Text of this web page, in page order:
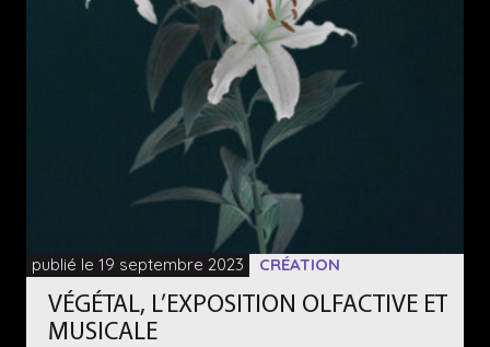
publié le 19 septembre 2023 CRÉATION
VÉGÉTAL, L’EXPOSITION OLFACTIVE ET
MUSICALE